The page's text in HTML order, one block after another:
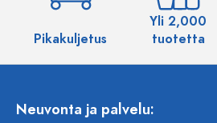
Pikakuljetus
Yli 2,000
tuotetta
Neuvonta ja palvelu: